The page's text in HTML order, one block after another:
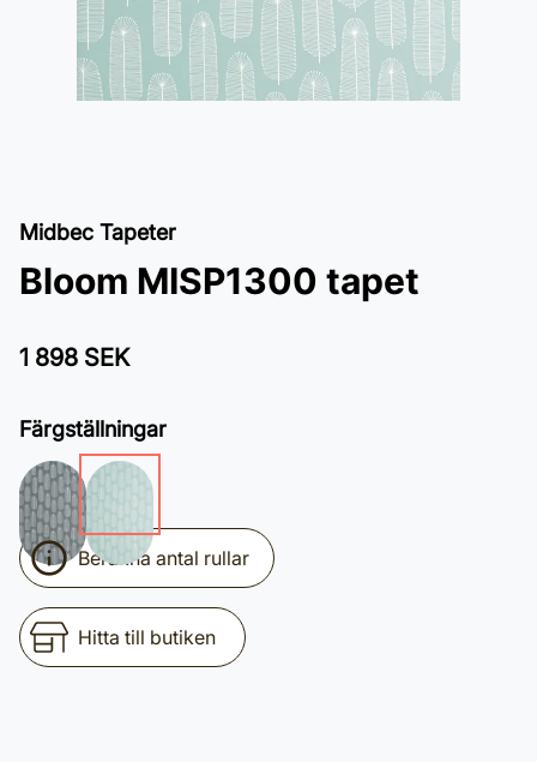
Midbec Tapeter
Bloom MISP1300 tapet
1 898 SEK
Färgställningar
Beräkna antal rullar
Hitta till butiken